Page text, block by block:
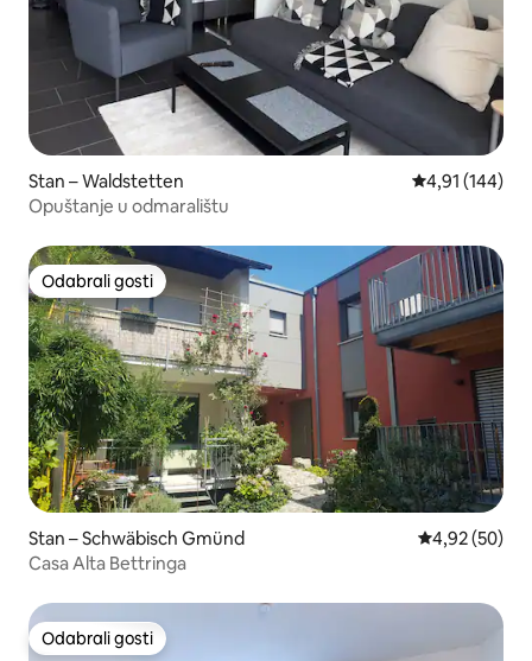
Stan – Waldstetten Prosječna
4,91 (144)
Opuštanje u odmaralištu
Odabrali gosti
Odabrali gosti
Stan – Schwäbisch Gmünd Prosječna
4,92 (50)
Casa Alta Bettringa
Odabrali gosti
Odabrali gosti